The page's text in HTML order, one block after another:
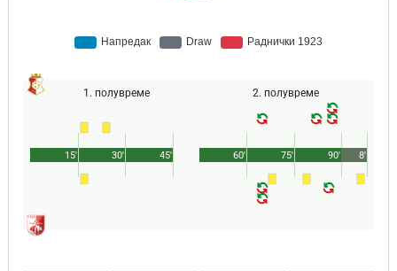
1. полувреме
45'
15' 30'
2. полувреме
90'
60' 75' 8'